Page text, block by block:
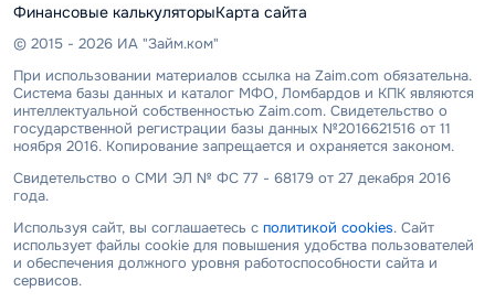
Финансовые калькуляторыКарта сайта
© 2015 - 2026 ИА "Займ.ком"
При использовании материалов ссылка на Zaim.com обязательна.
Система базы данных и каталог МФО, Ломбардов и КПК являются
интеллектуальной собственностью Zaim.com. Свидетельство о
государственной регистрации базы данных №2016621516 от 11
ноября 2016. Копирование запрещается и охраняется законом.
Свидетельство о СМИ ЭЛ № ФС 77 - 68179 от 27 декабря 2016
года.
Используя сайт, вы соглашаетесь с политикой cookies. Сайт
использует файлы cookie для повышения удобства пользователей
и обеспечения должного уровня работоспособности сайта и
сервисов.